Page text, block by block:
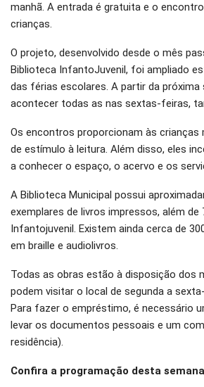
manhã. A entrada é gratuita e o
crianças.
O projeto, desenvolvido desde o mês
Biblioteca InfantoJuvenil, foi ampliado
das férias escolares. A partir da próxima
acontecer todas as nas sextas-feiras,
Os encontros proporcionam às crianças
de estímulo à leitura. Além disso, eles
a conhecer o espaço, o acervo e os
A Biblioteca Municipal possui
exemplares de livros impressos, além de
Infantojuvenil. Existem ainda cerca de
em braille e audiolivros.
Todas as obras estão à disposição dos
podem visitar o local de segunda a
Para fazer o empréstimo, é necessário
levar os documentos pessoais e um
residência).
Confira a programação desta